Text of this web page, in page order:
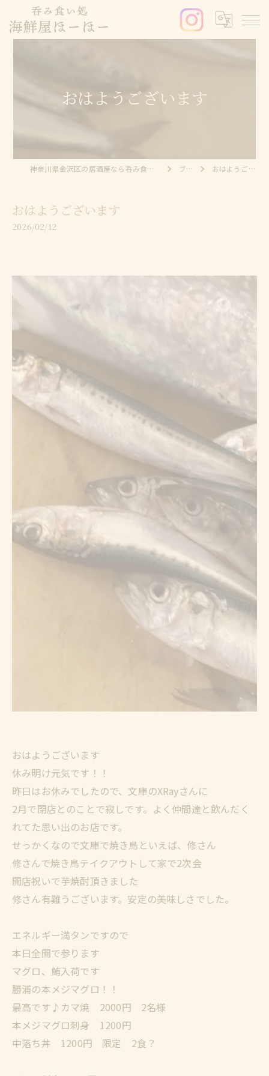
おはようございます
神奈川県金沢区の居酒屋なら呑み食い処 海鮮屋ほーほー ブログ おはようございます
おはようございます
2026/02/12
おはようございます
休み明け元気です！！
昨日はお休みでしたので、文庫のXRayさんに
2月で閉店とのことで寂しです。よく仲間達と飲んだく
れてた思い出のお店です。
せっかくなので文庫で焼き鳥といえば、修さん
修さんで焼き鳥テイクアウトして家で2次会
開店祝いで芋焼酎頂きました
修さん有難うございます。安定の美味しさでした。
エネルギー満タンですので
本日全開で参ります
マグロ、鮪入荷です
勝浦の本メジマグロ！！
最高です♪カマ焼 2000円 2名様
本メジマグロ刺身 1200円
中落ち丼 1200円 限定 2食？